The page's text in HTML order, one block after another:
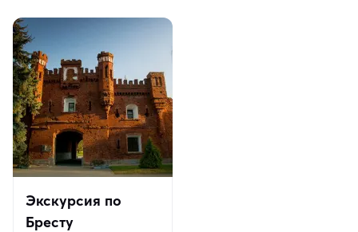
Экскурсия по
Бресту